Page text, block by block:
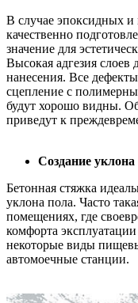
В случае эпоксидных
качественно
значение для
Высокая адгезия слоев
нанесения. Все
сцепление с
будут хорошо видны.
приведут к
Создание уклона
Бетонная стяжка
уклона пола. Часто
помещениях, где
комфорта
некоторые виды
автомоечные станции.